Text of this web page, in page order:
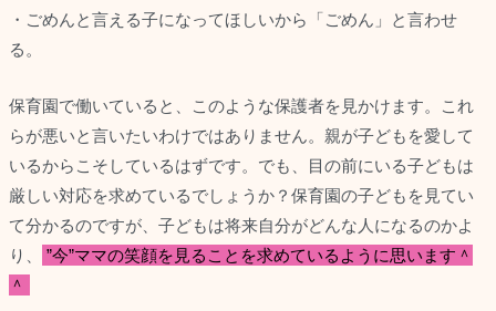
・ごめんと言える子になってほしいから「ごめん」と言わせ
る。
保育園で働いていると、このような保護者を見かけます。これ
らが悪いと言いたいわけではありません。親が子どもを愛して
いるからこそしているはずです。でも、目の前にいる子どもは
厳しい対応を求めているでしょうか？保育園の子どもを見てい
て分かるのですが、子どもは将来自分がどんな人になるのかよ
り、
”今”ママの笑顔を見ることを求めているように思います＾
＾